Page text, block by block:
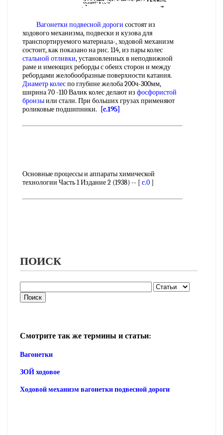
Вагонетки подвесной дороги состоят из
ходового механизма, подвески и кузова для
транспортируемого материала-, ходовой механизм
состоит, как показано на рис. 114, из пары колес
стальной отливки, установленных в неподвижной
раме и имеющих реборды с обеих сторон и между
ребордами желобообразные поверхности катания.
Диаметр колеспо глубине желоба 200ч-300мм,
ширина 70 -110 Валик колес делают из фосфористой
бронзыили стали. При больших грузах применяют
роликовые подшипники.
[c.195]
Основные процессы и аппараты химической
технологии Часть 1 Издание 2 (1938) -- [ c.0]
ПОИСК
Смотрите так же термины и статьи:
Вагонетки
ЗОЙ ходовое
Ходовой механизм вагонетки подвесной дороги